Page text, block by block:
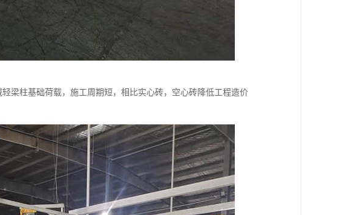
梁柱基础荷载，施工周期短，相比实心砖，空心砖降低工程造价